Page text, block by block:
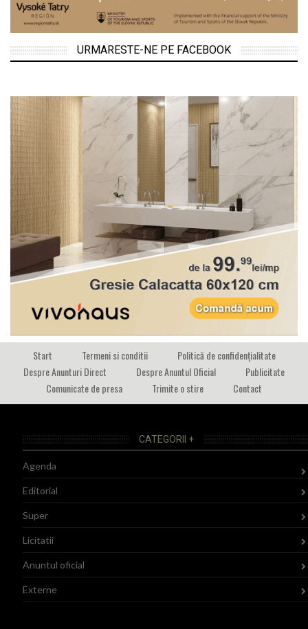
URMARESTE-NE PE FACEBOOK
Start Termeni si conditii
Politică de confidențialitate
Despre Anunturi Direct
Despre Anuntul Oficial
Publicitate
Comunicate de presa
Trimite o stire Contact
CATEGORII +
Agenda
Editorial
Super
Licitatii
Anuntul oficial
Externe